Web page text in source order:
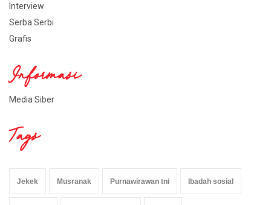
Interview
Serba Serbi
Grafis
Informasi
Media Siber
Tags
Jekek Musranak Purnawirawan tni Ibadah sosial